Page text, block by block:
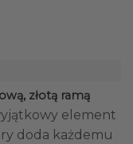
złotą ramą
element
doda każdemu